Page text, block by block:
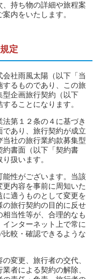
持ち物の詳細や旅程案
内をいたします。
定
会社雨風太陽（以下「当
るものであり、この旅
企画旅行契約（以下
ることになります。
法第１２条の４に基づき
あり、旅行契約が成立
当社の旅行業約款募集型
書面（以下「契約書
扱います。
能性がございます。当該
内容を事前に周知いた
に適うものとして変更を
旅行契約の目的に反せ
当性等が、合理的なも
ンターネット上で常に
較・確認できるような
変更、旅行者の交代、
者による契約の解除、